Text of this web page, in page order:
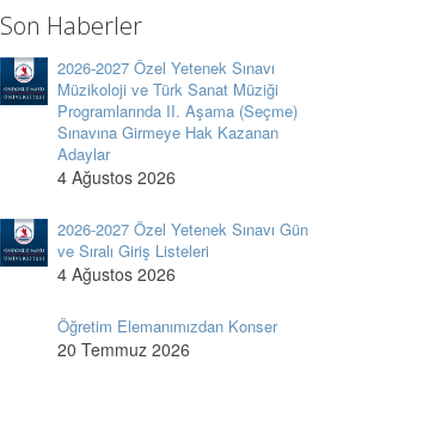
Son Haberler
2026-2027 Özel Yetenek Sınavı
Müzikoloji ve Türk Sanat Müziği
Programlarında II. Aşama (Seçme)
Sınavına Girmeye Hak Kazanan
Adaylar
4 Ağustos 2026
2026-2027 Özel Yetenek Sınavı Gün
ve Sıralı Giriş Listeleri
4 Ağustos 2026
Öğretim Elemanımızdan Konser
20 Temmuz 2026